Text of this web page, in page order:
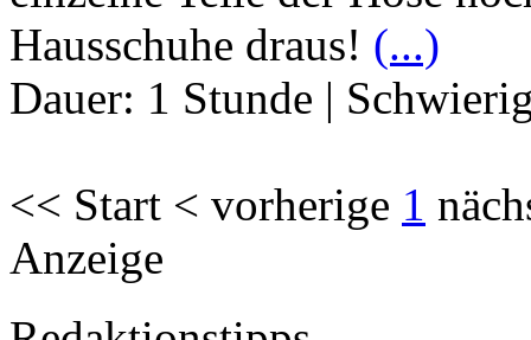
Hausschuhe draus! (...)
Dauer: 1 Stunde |
<< Start < vorherige 1
Anzeige